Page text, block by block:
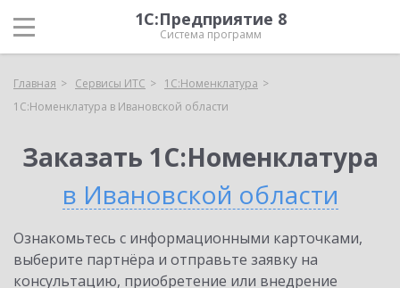
1С:Предприятие 8
Система программ
Главная Сервисы ИТС
1С:Номенклатура
1С:Номенклатура в Ивановской области
Заказать 1С:Номенклатура
в Ивановской области
Ознакомьтесь с информационными карточками,
выберите партнёра и отправьте заявку на
консультацию, приобретение или внедрение